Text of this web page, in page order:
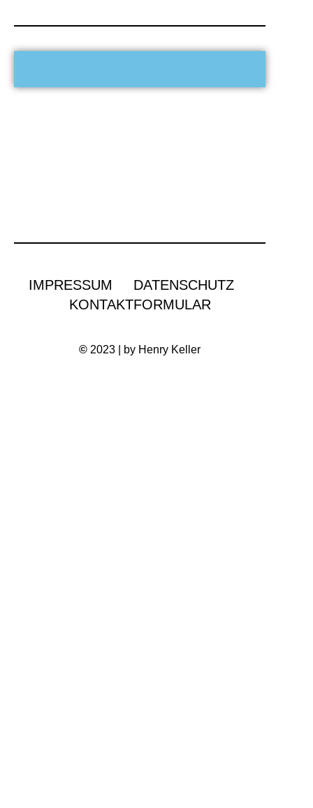
IMPRESSUM
DATENSCHUTZ
KONTAKTFORMULAR
© 2023 | by Henry Keller